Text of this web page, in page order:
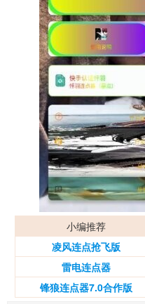
小编推荐
凌风连点抢飞版
雷电连点器
锋狼连点器7.0合作版